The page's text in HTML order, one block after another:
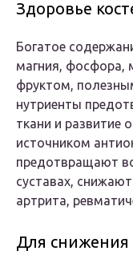
Здоровье
Богатое
магния, фосфора,
фруктом,
нутриенты
ткани и развитие
источником
предотвращают
суставах,
артрита,
Для снижения